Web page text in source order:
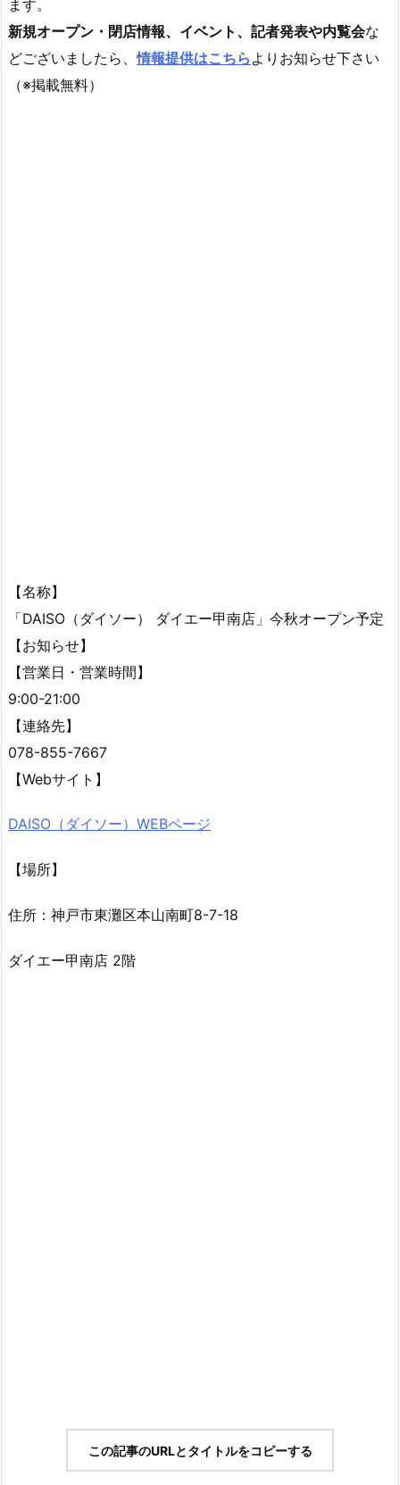
ます。
新規オープン・閉店情報、イベント、記者発表や内覧会な
どございましたら、情報提供はこちら よりお知らせ下さい
（※掲載無料）
【名称】
「DAISO（ダイソー） ダイエー甲南店」今秋オープン予定
【お知らせ】
【営業日・営業時間】
9:00-21:00
【連絡先】
078-855-7667
【Webサイト】
DAISO（ダイソー）WEBページ
【場所】
住所：神戸市東灘区本山南町8-7-18
ダイエー甲南店 2階
この記事のURLとタイトルをコピーする